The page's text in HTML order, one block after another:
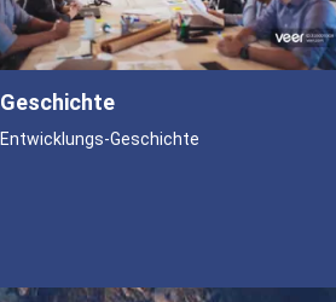
Geschichte
Entwicklungs-Geschichte